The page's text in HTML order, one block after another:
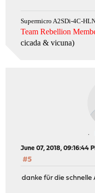
Supermicro A2SDi-4C-
Team Rebellion
cicada & vicuna)
June 07, 2018, 09:16:44
#5
danke für die schnelle